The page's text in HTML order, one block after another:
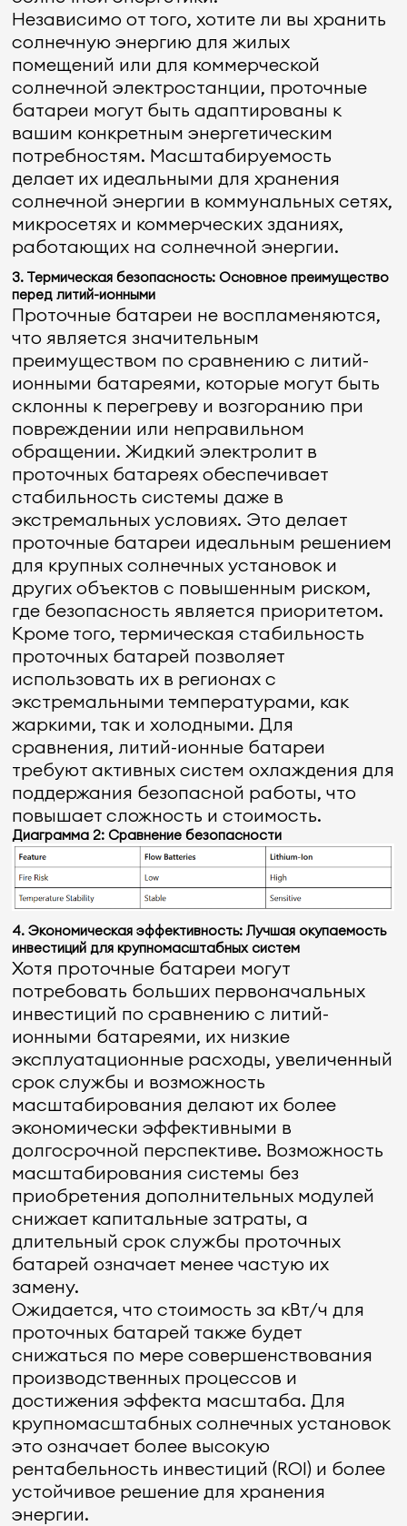
Независимо от того, хотите ли вы хранить
солнечную энергию для жилых
помещений или для коммерческой
солнечной электростанции, проточные
батареи могут быть адаптированы к
вашим конкретным энергетическим
потребностям. Масштабируемость
делает их идеальными для хранения
солнечной энергии в коммунальных сетях,
микросетях и коммерческих зданиях,
работающих на солнечной энергии.
3. Термическая безопасность: Основное преимущество
перед литий-ионными
Проточные батареи не воспламеняются,
что является значительным
преимуществом по сравнению с литий-
ионными батареями, которые могут быть
склонны к перегреву и возгоранию при
повреждении или неправильном
обращении. Жидкий электролит в
проточных батареях обеспечивает
стабильность системы даже в
экстремальных условиях. Это делает
проточные батареи идеальным решением
для крупных солнечных установок и
других объектов с повышенным риском,
где безопасность является приоритетом.
Кроме того, термическая стабильность
проточных батарей позволяет
использовать их в регионах с
экстремальными температурами, как
жаркими, так и холодными. Для
сравнения, литий-ионные батареи
требуют активных систем охлаждения для
поддержания безопасной работы, что
повышает сложность и стоимость.
Диаграмма 2: Сравнение безопасности
4. Экономическая эффективность: Лучшая окупаемость
инвестиций для крупномасштабных систем
Хотя проточные батареи могут
потребовать больших первоначальных
инвестиций по сравнению с литий-
ионными батареями, их низкие
эксплуатационные расходы, увеличенный
срок службы и возможность
масштабирования делают их более
экономически эффективными в
долгосрочной перспективе. Возможность
масштабирования системы без
приобретения дополнительных модулей
снижает капитальные затраты, а
длительный срок службы проточных
батарей означает менее частую их
замену.
Ожидается, что стоимость за кВт/ч для
проточных батарей также будет
снижаться по мере совершенствования
производственных процессов и
достижения эффекта масштаба. Для
крупномасштабных солнечных установок
это означает более высокую
рентабельность инвестиций (ROI) и более
устойчивое решение для хранения
энергии.